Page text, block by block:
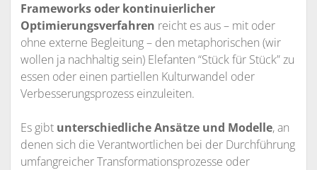
Frameworksoder kontinuierlicher
Optimierungsverfahren reicht es aus – mit oder
ohne externe Begleitung – den metaphorischen (wir
wollen ja nachhaltig sein) Elefanten “Stück für Stück” zu
essen oder einen partiellen Kulturwandel oder
Verbesserungsprozess einzuleiten.
Es gibt unterschiedliche Ansätze und Modelle, an
denen sich die Verantwortlichen bei der Durchführung
umfangreicher Transformationsprozesse oder